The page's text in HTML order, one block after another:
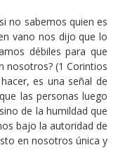
no sabemos quien es
vano nos dijo que lo
débiles para que
nosotros? (1 Corintios
es una señal de
las personas luego
de la humildad que
bajo la autoridad de
en nosotros única y